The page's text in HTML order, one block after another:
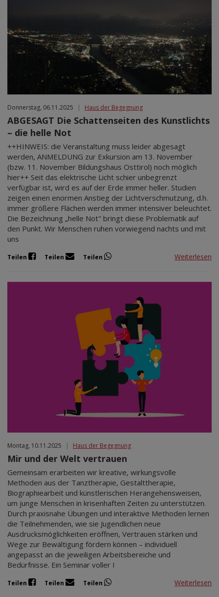
Donnerstag, 06.11.2025 | Haus der Begegnung
ABGESAGT Die Schattenseiten des Kunstlichts
– die helle Not
++HINWEIS: die Veranstaltung muss leider abgesagt
werden, ANMELDUNG zur Exkursion am 13. November
(bzw. 11. November Bildungshaus Osttirol) noch möglich
hier++ Seit das elektrische Licht schier unbegrenzt
verfügbar ist, wird es auf der Erde immer heller. Studien
zeigen einen enormen Anstieg der Lichtverschmutzung, d.h.
immer größere Flächen werden immer intensiver beleuchtet.
Die Bezeichnung „helle Not" bringt diese Problematik auf
den Punkt. Wir Menschen ruhen vorwiegend nachts und mit
uns
Teilen Teilen Teilen Weiterlesen
Montag, 10.11.2025 | Haus der Begegnung
Mir und der Welt vertrauen
Gemeinsam erarbeiten wir kreative, wirkungsvolle
Methoden aus der Tanztherapie, Gestalttherapie,
Biographiearbeit und künstlerischen Herangehensweisen,
um junge Menschen in krisenhaften Zeiten zu unterstützen.
Durch praxisnahe Übungen und interaktive Methoden lernen
die Teilnehmenden, wie sie Jugendlichen neue
Ausdrucksmöglichkeiten eröffnen, Vertrauen stärken und
Wege zur Bewältigung fördern können – individuell
angepasst an die jeweiligen Arbeitsbereiche und
Bedürfnisse. Ein Seminar voller I
Teilen Teilen Teilen Weiterlesen